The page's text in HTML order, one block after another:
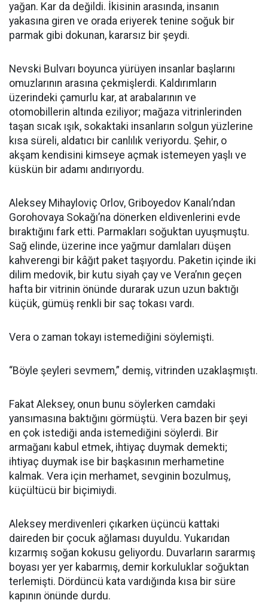
yağan. Kar da değildi. İkisinin arasında, insanın
yakasına giren ve orada eriyerek tenine soğuk bir
parmak gibi dokunan, kararsız bir şeydi.
Nevski Bulvarı boyunca yürüyen insanlar başlarını
omuzlarının arasına çekmişlerdi. Kaldırımların
üzerindeki çamurlu kar, at arabalarının ve
otomobillerin altında eziliyor; mağaza vitrinlerinden
taşan sıcak ışık, sokaktaki insanların solgun yüzlerine
kısa süreli, aldatıcı bir canlılık veriyordu. Şehir, o
akşam kendisini kimseye açmak istemeyen yaşlı ve
küskün bir adamı andırıyordu.
Aleksey Mihayloviç Orlov, Griboyedov Kanalı’ndan
Gorohovaya Sokağı’na dönerken eldivenlerini evde
bıraktığını fark etti. Parmakları soğuktan uyuşmuştu.
Sağ elinde, üzerine ince yağmur damlaları düşen
kahverengi bir kâğıt paket taşıyordu. Paketin içinde iki
dilim medovik, bir kutu siyah çay ve Vera’nın geçen
hafta bir vitrinin önünde durarak uzun uzun baktığı
küçük, gümüş renkli bir saç tokası vardı.
Vera o zaman tokayı istemediğini söylemişti.
“Böyle şeyleri sevmem,” demiş, vitrinden uzaklaşmıştı.
Fakat Aleksey, onun bunu söylerken camdaki
yansımasına baktığını görmüştü. Vera bazen bir şeyi
en çok istediği anda istemediğini söylerdi. Bir
armağanı kabul etmek, ihtiyaç duymak demekti;
ihtiyaç duymak ise bir başkasının merhametine
kalmak. Vera için merhamet, sevginin bozulmuş,
küçültücü bir biçimiydi.
Aleksey merdivenleri çıkarken üçüncü kattaki
daireden bir çocuk ağlaması duyuldu. Yukarıdan
kızarmış soğan kokusu geliyordu. Duvarların sararmış
boyası yer yer kabarmış, demir korkuluklar soğuktan
terlemişti. Dördüncü kata vardığında kısa bir süre
kapının önünde durdu.